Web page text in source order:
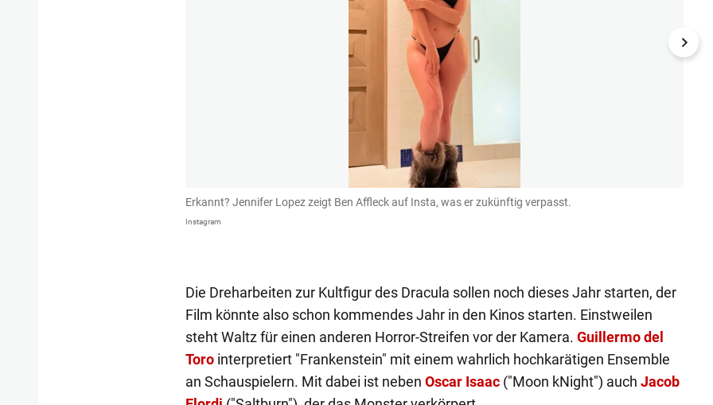
Erkannt? Jennifer Lopez zeigt Ben Affleck auf Insta, was er zukünftig verpasst.
Instagram
Die Dreharbeiten zur Kultfigur des Dracula sollen noch dieses Jahr starten, der
Film könnte also schon kommendes Jahr in den Kinos starten. Einstweilen
steht Waltz für einen anderen Horror-Streifen vor der Kamera. Guillermo del
Torointerpretiert "Frankenstein" mit einem wahrlich hochkarätigen Ensemble
an Schauspielern. Mit dabei ist neben Oscar Isaac("Moon kNight") auch Jacob